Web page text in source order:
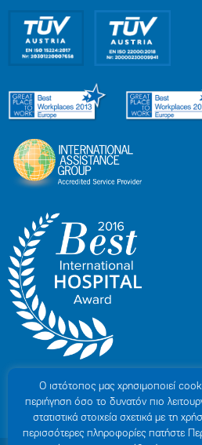
Ο ιστότοπoς μας χρησιμοποιεί
περιήγηση όσο το δυνατόν πιο
στατιστικά στοιχεία σχετικά με τη
περισσότερες πληροφορίες πατήστε